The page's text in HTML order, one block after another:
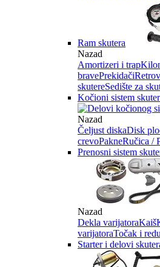
Ram skutera
Nazad
Amortizeri i trap
bravePrekidači
skutereSedište za
Kočioni sistem
Nazad
Čeljust diskaDisk
crevoPakneRučica /
Prenosni sistem
Nazad
Dekla varijatoraKaiš
varijatoraTočak i
Starter i delovi